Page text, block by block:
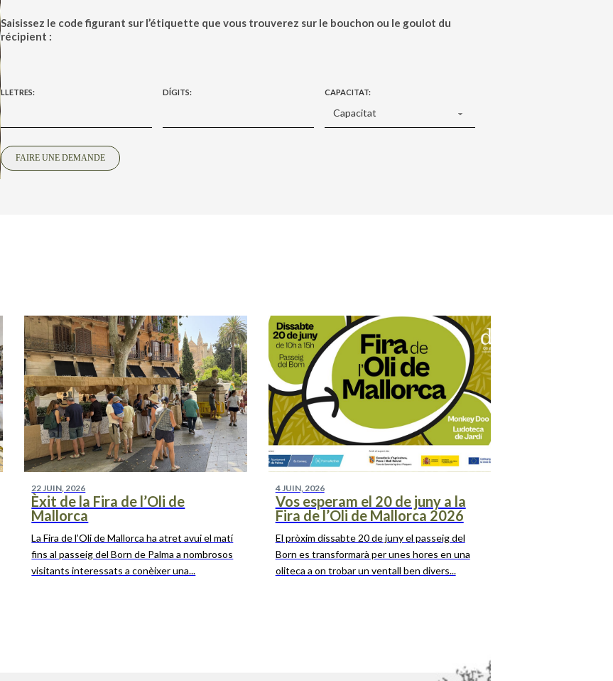
Saisissez le code figurant sur l’étiquette que vous trouverez sur le bouchon ou le goulot du
récipient :
LLETRES: DÍGITS: CAPACITAT:
22 JUIN, 2026
Èxit de la Fira de l’Oli de
Mallorca
La Fira de l’Oli de Mallorca ha atret avui el matí
fins al passeig del Born de Palma a nombrosos
visitants interessats a conèixer una...
4 JUIN, 2026
Vos esperam el 20 de juny a la
Fira de l’Oli de Mallorca 2026
El pròxim dissabte 20 de juny el passeig del
Born es transformarà per unes hores en una
oliteca a on trobar un ventall ben divers...